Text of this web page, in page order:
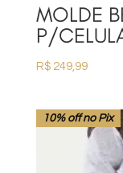
MOLDE
P/
R$249,99
10% off no Pix